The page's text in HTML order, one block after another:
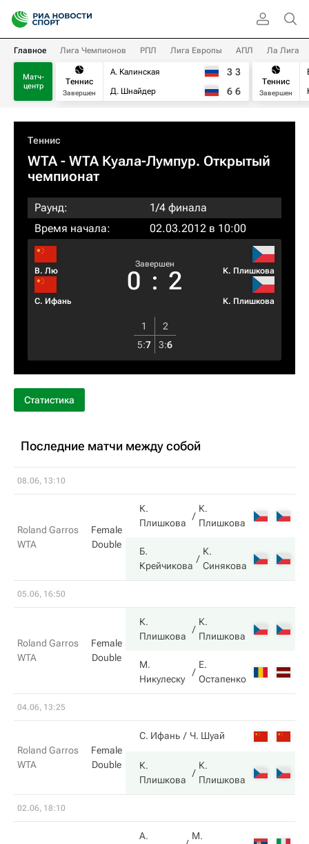
Главное Лига Чемпионов РПЛ Лига Европы АПЛ Ла Лига
Матч-
центр
Теннис
Завершен
А. Калинская
Д. Шнайдер
3 3
6 6
Теннис
Завершен
Теннис
WTA- WTA Куала-Лумпур. Открытый
чемпионат
Раунд:
1/4 финала
Время начала:
02.03.2012 в 10:00
В. Лю
С. Ифань
Завершен
0 : 2 К. Плишкова
К. Плишкова
1
2
5:7 3:6
Статистика
Последние матчи между собой
08.06, 13:10
Roland Garros
WTA
Female
Double
К.
Плишкова
К.
Плишкова
Б.
Крейчикова
К.
Синякова
05.06, 16:50
Roland Garros
WTA
Female
Double
К.
Плишкова
К.
Плишкова
М.
Никулеску
Е.
Остапенко
04.06, 13:25
Roland Garros
WTA
Female
Double
С. Ифань Ч. Шуай
К.
Плишкова
К.
Плишкова
02.06, 18:10
А.
М.